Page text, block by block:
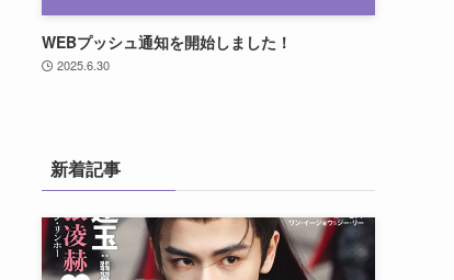
WEBプッシュ通知を開始しました！
2025.6.30
新着記事